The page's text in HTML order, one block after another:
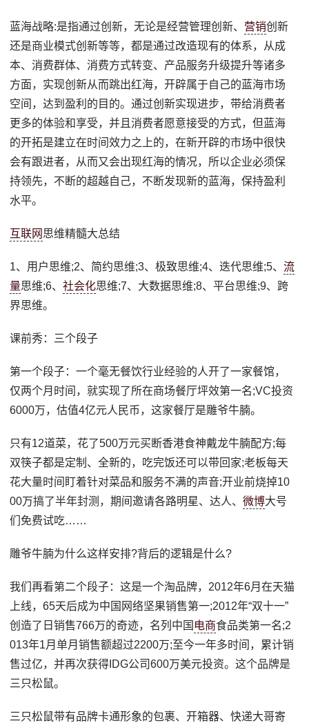
蓝海战略:是指通过创新，无论是经营管理创新、 营销创新
还是商业模式创新等等，都是通过改造现有的体系，从成
本、消费群体、消费方式转变、产品服务升级提升等诸多
方面，实现创新从而跳出红海，开辟属于自己的蓝海市场
空间，达到盈利的目的。通过创新实现进步，带给消费者
更多的体验和享受，并且消费者愿意接受的方式，但蓝海
的开拓是建立在时间效力之上的，在新开辟的市场中很快
会有跟进者，从而又会出现红海的情况，所以企业必须保
持领先，不断的超越自己，不断发现新的蓝海，保持盈利
水平。
互联网 思维精髓大总结
1、用户思维;2、简约思维;3、极致思维;4、迭代思维;5、流
量思维;6、社会化思维;7、大数据思维;8、平台思维;9、跨
界思维。
课前秀：三个段子
第一个段子：一个毫无餐饮行业经验的人开了一家餐馆，
仅两个月时间，就实现了所在商场餐厅坪效第一名;VC投资
6000万，估值4亿元人民币，这家餐厅是雕爷牛腩。
只有12道菜，花了500万元买断香港食神戴龙牛腩配方;每
双筷子都是定制、全新的，吃完饭还可以带回家;老板每天
花大量时间盯着针对菜品和服务不满的声音;开业前烧掉10
00万搞了半年封测，期间邀请各路明星、达人、微博大号
们免费试吃……
雕爷牛腩为什么这样安排?背后的逻辑是什么?
我们再看第二个段子：这是一个淘品牌，2012年6月在天猫
上线，65天后成为中国网络坚果销售第一;2012年“双十一”
创造了日销售766万的奇迹，名列中国 电商食品类第一名;2
013年1月单月销售额超过2200万;至今一年多时间，累计销
售过亿，并再次获得IDG公司600万美元投资。这个品牌是
三只松鼠。
三只松鼠带有品牌卡通形象的包裹、开箱器、快递大哥寄